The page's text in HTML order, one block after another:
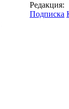
Редакция:
Подписка